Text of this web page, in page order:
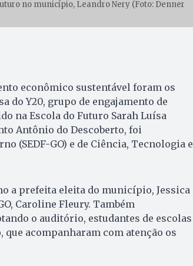
no município, Leandro Nery (Foto: Denner
econômico sustentável foram os
do Y20, grupo de engajamento de
na Escola do Futuro Sarah Luísa
Antônio do Descoberto, foi
(SEDF-GO) e de Ciência, Tecnologia e
a prefeita eleita do município, Jessica
Caroline Fleury. Também
o auditório, estudantes de escolas
que acompanharam com atenção os